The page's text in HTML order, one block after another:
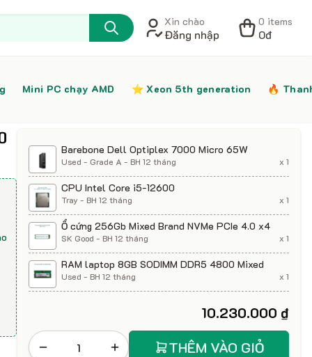
Xin chào
Đăng nhập
0 items
0đ
Mini PC chạy AMD ⭐️ Xeon 5th generation 🔥
Barebone Dell Optiplex 7000 Micro 65W
Used - Grade A - BH 12 tháng x 1
CPU Intel Core i5-12600
Tray - BH 12 tháng x 1
Ổ cứng 256Gb Mixed Brand NVMe PCIe 4.0 x4
SK Good - BH 12 tháng x 1
RAM laptop 8GB SODIMM DDR5 4800 Mixed
Used - BH 12 tháng x 1
10.230.000 ₫
THÊM VÀO GIỎ